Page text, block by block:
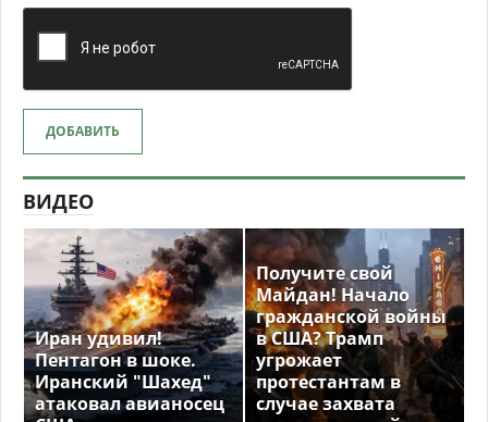
ДОБАВИТЬ
ВИДЕО
Иран удивил!
Пентагон в шоке.
Иранский "Шахед"
атаковал авианосец
Получите свой
Майдан! Начало
гражданской войны
в США? Трамп
угрожает
протестантам в
случае захвата